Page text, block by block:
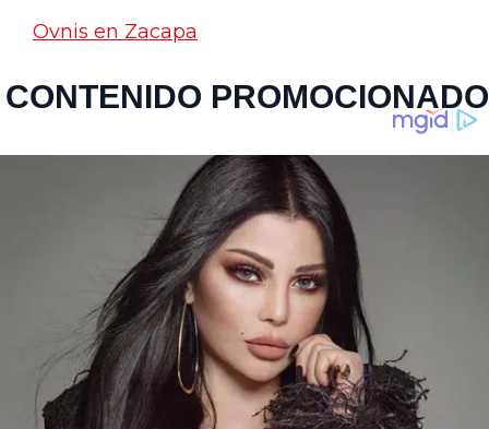
Ovnis en Zacapa